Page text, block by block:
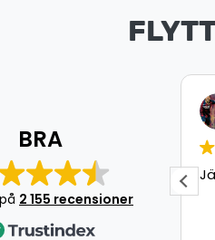
BRA
2 155 recensioner